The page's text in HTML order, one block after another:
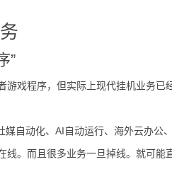
”
游戏程序，但实际上现代挂机业务
自动化、AI自动运行、海外云办公
线。而且很多业务一旦掉线。就可能